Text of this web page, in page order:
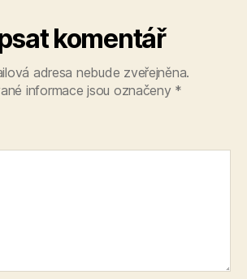
komentář
adresa nebude zveřejněna.
informace jsou označeny *